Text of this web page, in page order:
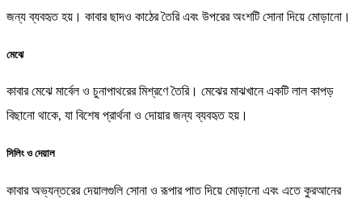
জন্য ব্যবহৃত হয়। কাবার ছাদও কাঠের তৈরি এবং উপরের অংশটি সোনা দিয়ে মোড়ানো।
মেঝে
কাবার মেঝে মার্বেল ও চুনাপাথরের মিশ্রণে তৈরি। মেঝের মাঝখানে একটি লাল কাপড়
বিছানো থাকে, যা বিশেষ প্রার্থনা ও দোয়ার জন্য ব্যবহৃত হয়।
সিলিং ও দেয়াল
কাবার অভ্যন্তরের দেয়ালগুলি সোনা ও রূপার পাত দিয়ে মোড়ানো এবং এতে কুরআনের